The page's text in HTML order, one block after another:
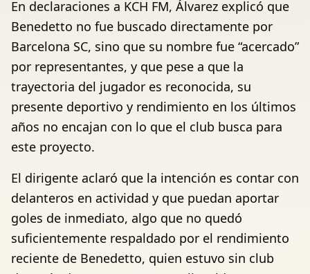
En declaraciones a KCH FM, Álvarez explicó que
Benedetto no fue buscado directamente por
Barcelona SC, sino que su nombre fue “acercado”
por representantes, y que pese a que la
trayectoria del jugador es reconocida, su
presente deportivo y rendimiento en los últimos
años no encajan con lo que el club busca para
este proyecto.
El dirigente aclaró que la intención es contar con
delanteros en actividad y que puedan aportar
goles de inmediato, algo que no quedó
suficientemente respaldado por el rendimiento
reciente de Benedetto, quien estuvo sin club